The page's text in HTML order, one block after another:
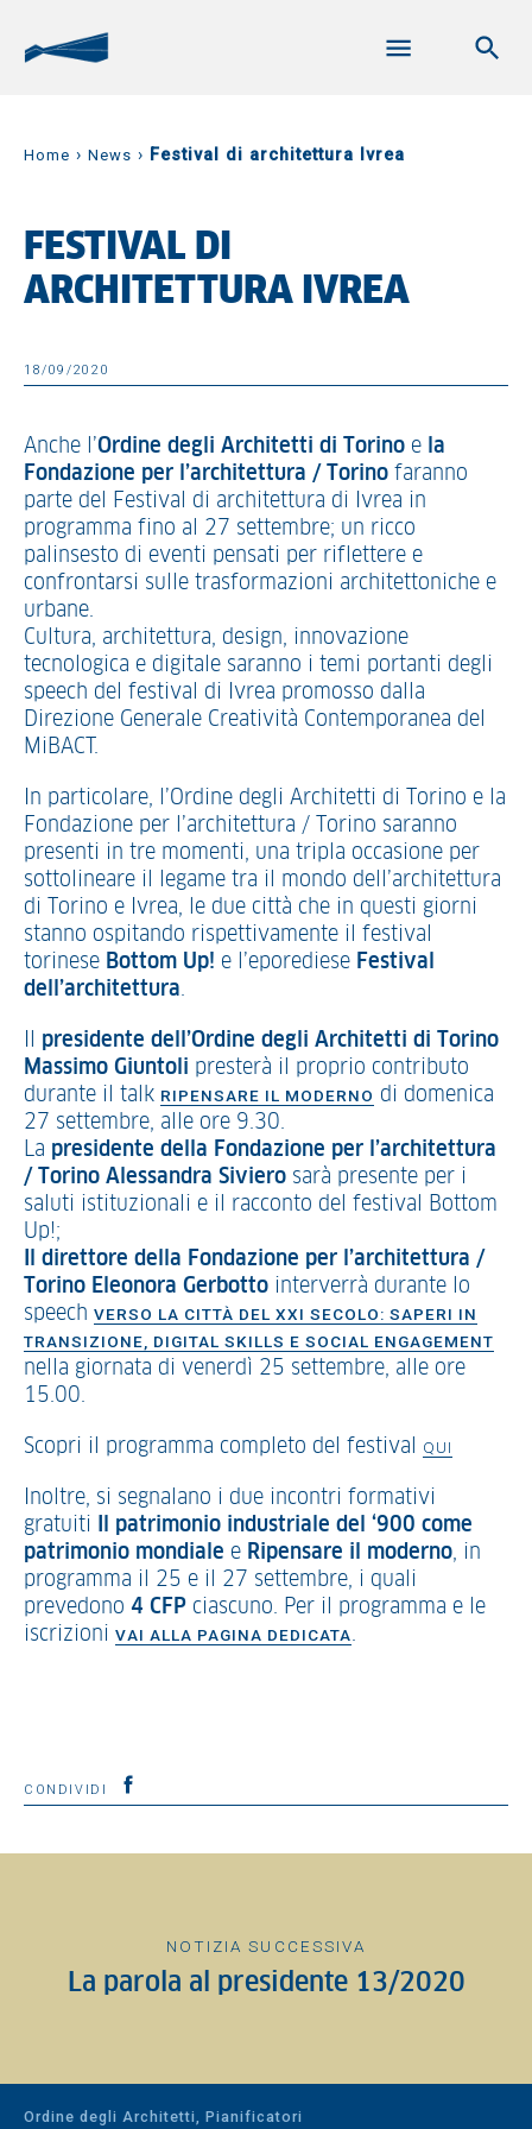
Home › News › Festival di architettura Ivrea
FESTIVAL DI
ARCHITETTURA IVREA
18/09/2020
Anche l’Ordine degli Architetti di Torino e la
Fondazione per l’architettura / Torino faranno
parte del Festival di architettura di Ivrea in
programma fino al 27 settembre; un ricco
palinsesto di eventi pensati per riflettere e
confrontarsi sulle trasformazioni architettoniche e
urbane.
Cultura, architettura, design, innovazione
tecnologica e digitale saranno i temi portanti degli
speech del festival di Ivrea promosso dalla
Direzione Generale Creatività Contemporanea del
MiBACT.
In particolare, l’Ordine degli Architetti di Torino e la
Fondazione per l’architettura / Torino saranno
presenti in tre momenti, una tripla occasione per
sottolineare il legame tra il mondo dell’architettura
di Torino e Ivrea, le due città che in questi giorni
stanno ospitando rispettivamente il festival
torinese Bottom Up! e l’eporediese Festival
dell’architettura.
presidente dell’Ordine degli Architetti di Torino
Massimo Giuntoli presterà il proprio contributo
durante il talk RIPENSARE IL MODERNO di domenica
27 settembre, alle ore 9.30.
La presidente della Fondazione per l’architettura
/ Torino Alessandra Siviero sarà presente per i
saluti istituzionali e il racconto del festival Bottom
Up!;
Il direttore della Fondazione per l’architettura /
Torino Eleonora Gerbotto interverrà durante lo
speech VERSO LA CITTÀ DEL XXI SECOLO: SAPERI IN
TRANSIZIONE, DIGITAL SKILLS E SOCIAL ENGAGEMENT
nella giornata di venerdì 25 settembre, alle ore
15.00.
Scopri il programma completo del festival QUI
Inoltre, si segnalano i due incontri formativi
gratuiti
Il patrimonio industriale del ‘900 come
patrimonio mondiale e Ripensare il moderno, in
programma il 25 e il 27 settembre, i quali
prevedono 4 CFP ciascuno. Per il programma e le
iscrizioni VAI ALLA PAGINA DEDICATA.
CONDIVIDI
NOTIZIA SUCCESSIVA
La parola al presidente 13/2020
Ordine degli Architetti, Pianificatori